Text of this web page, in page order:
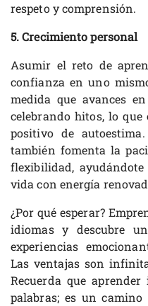
respeto y comprensión.
5. Crecimiento personal
Asumir el reto de
confianza en uno
medida que avances
celebrando hitos, lo
positivo de
también fomenta la
flexibilidad,
vida con energía
¿Por qué esperar?
idiomas y descubre
experiencias
Las ventajas son
Recuerda que
palabras; es un